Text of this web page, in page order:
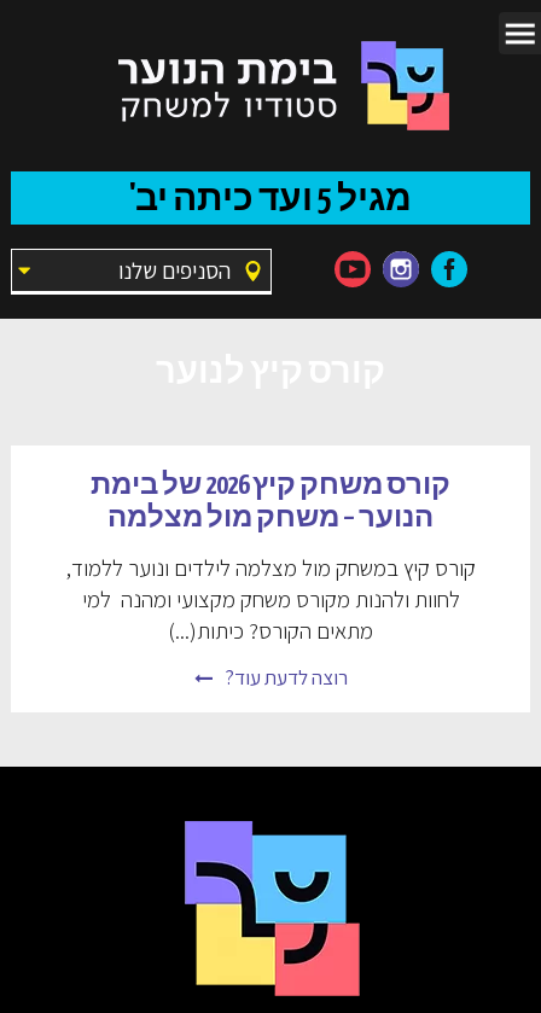
מגיל 5 ועד כיתה יב'
הסניפים שלנו
קורס משחק קיץ 2026 של בימת
הנוער – משחק מול מצלמה
קורס קיץ במשחק מול מצלמה לילדים ונוער ללמוד,
לחוות ולהנות מקורס משחק מקצועי ומהנה למי
מתאים הקורס? כיתות(...)
רוצה לדעת עוד?